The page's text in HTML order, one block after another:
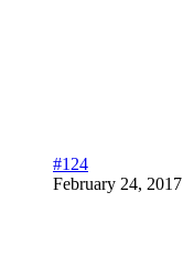
#124
February 24, 2017